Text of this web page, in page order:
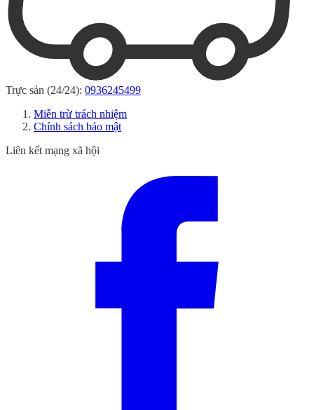
Trực sản (24/24): 0936245499
Miễn trừ trách nhiệm
Chính sách bảo mật
Liên kết mạng xã hội